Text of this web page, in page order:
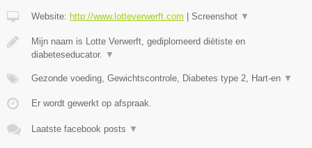
Website: http://www.lotteverwerft.com Screenshot ▼
Mijn naam is Lotte Verwerft, gediplomeerd diëtiste en
diabeteseducator.
▼
Gezonde voeding, Gewichtscontrole, Diabetes type 2, Hart-en ▼
Er wordt gewerkt op afspraak.
Laatste facebook posts ▼